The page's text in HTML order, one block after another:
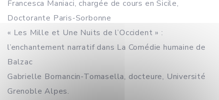
Francesca Maniaci, chargée de cours en Sicile,
Doctorante Paris-Sorbonne
« Les Mille et Une Nuits de l’Occident » :
l’enchantement narratif dans La Comédie humaine de
Balzac
Gabrielle Bornancin-Tomasella, docteure, Université
Grenoble Alpes.